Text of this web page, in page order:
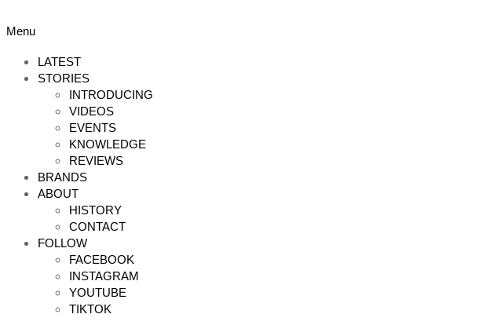
to
Primary
Menu
Menu
LATEST
STORIES
INTRODUCING
VIDEOS
EVENTS
KNOWLEDGE
REVIEWS
BRANDS
ABOUT
HISTORY
CONTACT
FOLLOW
FACEBOOK
INSTAGRAM
YOUTUBE
TIKTOK